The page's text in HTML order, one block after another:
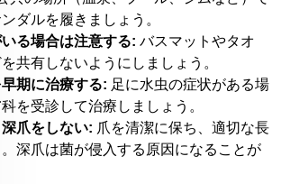
ダルを履きましょう。
る場合は注意する: バスマットやタオ
共有しないようにしましょう。
期に治療する: 足に水虫の症状がある場
を受診して治療しましょう。
爪をしない: 爪を清潔に保ち、適切な長
深爪は菌が侵入する原因になることが